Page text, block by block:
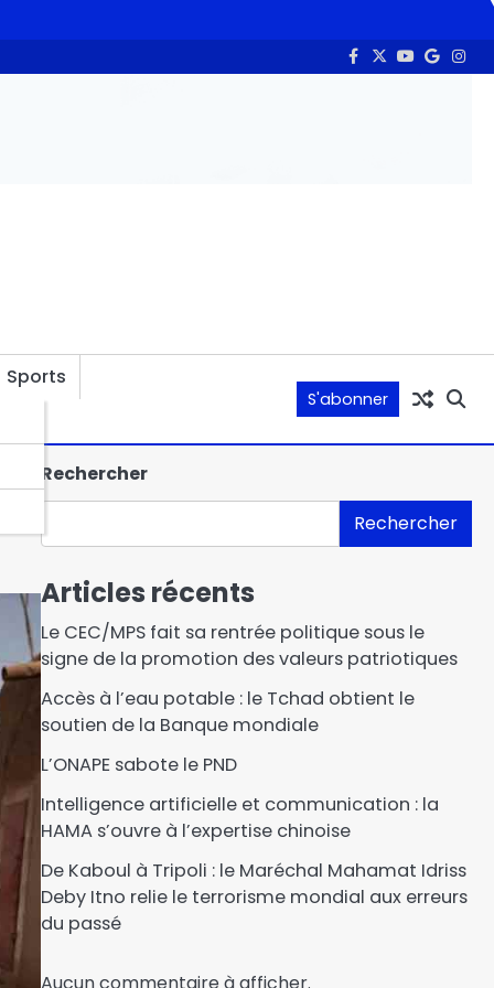
Sports
S'abonner
Rechercher
Rechercher
Articles récents
Le CEC/MPS fait sa rentrée politique sous le
signe de la promotion des valeurs patriotiques
Accès à l’eau potable : le Tchad obtient le
soutien de la Banque mondiale
L’ONAPE sabote le PND
Intelligence artificielle et communication : la
HAMA s’ouvre à l’expertise chinoise
De Kaboul à Tripoli : le Maréchal Mahamat Idriss
Deby Itno relie le terrorisme mondial aux erreurs
du passé
Aucun commentaire à afficher.